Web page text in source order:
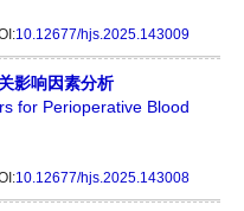
10.12677/hjs.2025.143009
影响因素分析
for Perioperative Blood
10.12677/hjs.2025.143008